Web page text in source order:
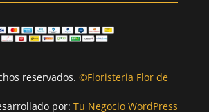
reservados. ©Floristeria Flor de
por:Tu Negocio WordPress